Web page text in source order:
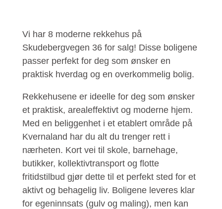
Vi har 8 moderne rekkehus på
Skudebergvegen 36 for salg! Disse boligene
passer perfekt for deg som ønsker en
praktisk hverdag og en overkommelig bolig.
Rekkehusene er ideelle for deg som ønsker
et praktisk, arealeffektivt og moderne hjem.
Med en beliggenhet i et etablert område på
Kvernaland har du alt du trenger rett i
nærheten. Kort vei til skole, barnehage,
butikker, kollektivtransport og flotte
fritidstilbud gjør dette til et perfekt sted for et
aktivt og behagelig liv. Boligene leveres klar
for egeninnsats (gulv og maling), men kan